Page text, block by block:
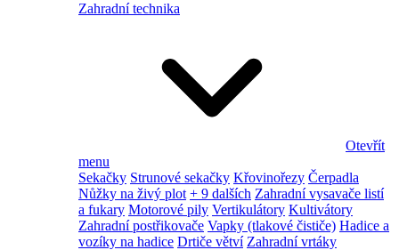
Zahradní technika
Otevřít
menu
Sekačky Strunové sekačky Křovinořezy Čerpadla
Nůžky na živý plot + 9 dalších Zahradní vysavače listí
a fukary Motorové pily Vertikulátory Kultivátory
Zahradní postřikovače Vapky (tlakové čističe) Hadice a
vozíky na hadice Drtiče větví Zahradní vrtáky